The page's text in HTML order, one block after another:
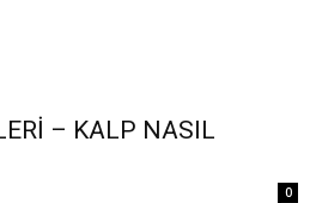
– KALP NASIL
0